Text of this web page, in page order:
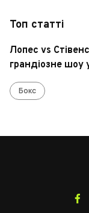
Топ статті
Лопес vs
грандіозне
Бокс